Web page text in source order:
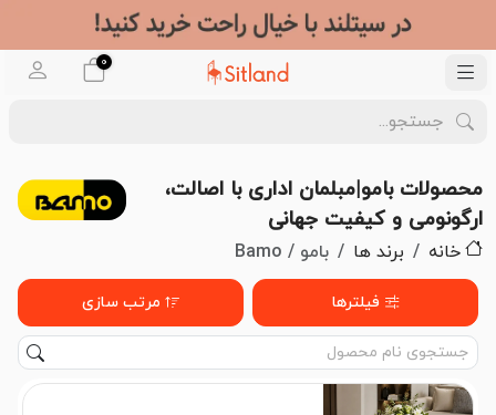
0
محصولات بامو|مبلمان اداری با اصالت،
ارگونومی و کیفیت جهانی
خانه برند ها بامو / Bamo
فیلترها مرتب سازی